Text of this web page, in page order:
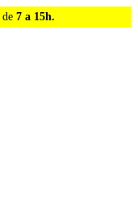
de 7 a 15h.